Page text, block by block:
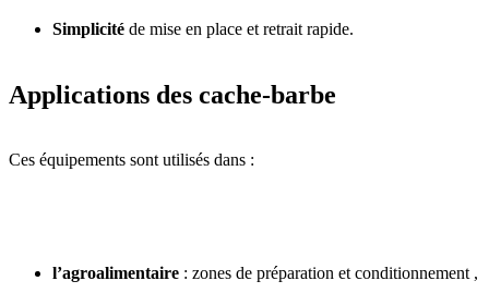
Simplicité de mise en place et retrait rapide.
Applications des cache-barbe
Ces équipements sont utilisés dans :
l’agroalimentaire : zones de préparation et conditionnement ,